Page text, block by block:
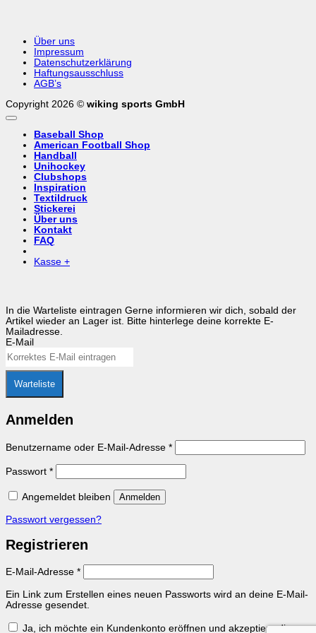
Über uns
Impressum
Datenschutzerklärung
Haftungsausschluss
AGB’s
Copyright 2026 © wiking sports GmbH
Baseball Shop
American Football Shop
Handball
Unihockey
Clubshops
Inspiration
Textildruck
Stickerei
Über uns
Kontakt
FAQ
Kasse +
In die Warteliste eintragen Gerne informieren wir dich, sobald der
Artikel wieder an Lager ist. Bitte hinterlege deine korrekte E-
Mailadresse.
E-Mail
Warteliste
Anmelden
Benutzername oder E-Mail-Adresse *Erforderlich
Passwort *Erforderlich
Angemeldet bleiben Anmelden
Passwort vergessen?
Registrieren
E-Mail-Adresse *Erforderlich
Ein Link zum Erstellen eines neuen Passworts wird an deine E-Mail-
Adresse gesendet.
Ja, ich möchte ein Kundenkonto eröffnen und akzeptiere die